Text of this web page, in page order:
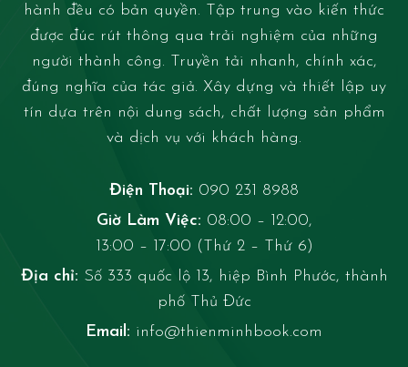
hành đều có bản quyền. Tập trung vào kiến thức
được đúc rút thông qua trải nghiệm của những
người thành công. Truyền tải nhanh, chính xác,
đúng nghĩa của tác giả. Xây dựng và thiết lập uy
tín dựa trên nội dung sách, chất lượng sản phẩm
và dịch vụ với khách hàng.
Điện Thoại: 090 231 8988
Giờ Làm Việc: 08:00 – 12:00,
13:00 – 17:00 (Thứ 2 – Thứ 6)
Địa chỉ: Số 333 quốc lộ 13, hiệp Bình Phước, thành
phố Thủ Đức
Email: info@thienminhbook.com